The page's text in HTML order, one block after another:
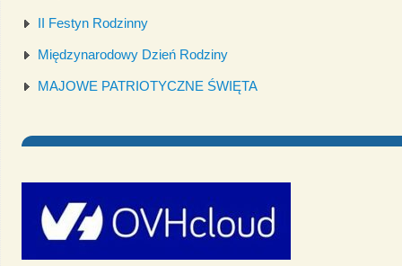
II Festyn Rodzinny
Międzynarodowy Dzień Rodziny
MAJOWE PATRIOTYCZNE ŚWIĘTA